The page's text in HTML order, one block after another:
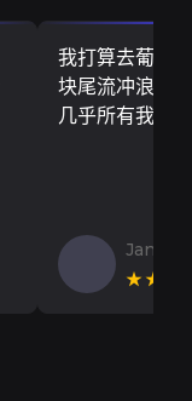
我打算去葡萄
块尾流冲浪板
几乎所有我需
Jan V